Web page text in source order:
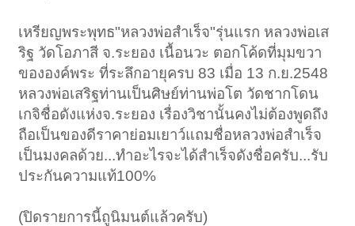
เหรียญพระพุทธ"หลวงพ่อสำเร็จ"รุ่นแรก หลวงพ่อเส
ริฐ วัดโอภาสี จ.ระยอง เนื้อนวะ ตอกโค้ดที่มุมขวา
ขององค์พระ ที่ระลึกอายุครบ 83 เมื่อ 13 ก.ย.2548
หลวงพ่อเสริฐท่านเป็นศิษย์ท่านพ่อโต วัดชากโดน
เกจิชื่อดังแห่งจ.ระยอง เรื่องวิชานั้นคงไม่ต้องพูดถึง
ถือเป็นของดีราคาย่อมเยาว์แถมชื่อหลวงพ่อสำเร็จ
เป็นมงคลด้วย...ทำอะไรจะได้สำเร็จดังชื่อครับ...รับ
ประกันความแท้100%
(ปิดรายการนี้ถูนิมนต์แล้วครับ)